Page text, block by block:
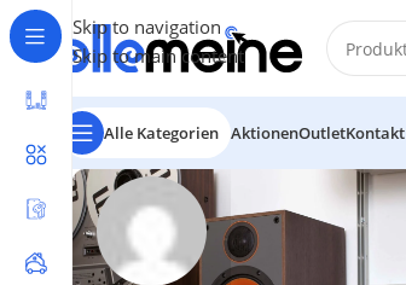
Skip to navigation
Skip to main content
Alle Kategorien AktionenOutletKontakt